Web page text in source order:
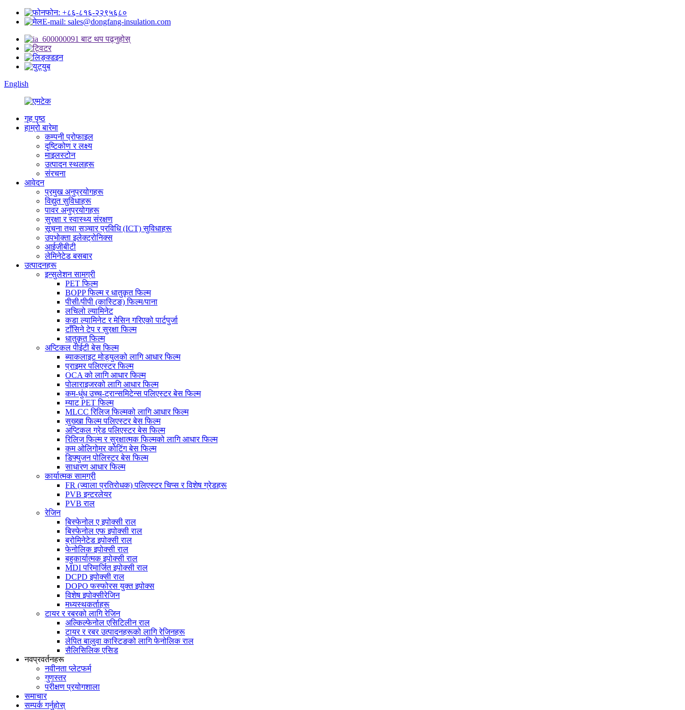
फोन: +८६-८१६-२२९५६८०
E-mail: sales@dongfang-insulation.com
English
गृह पृष्ठ
हाम्रो बारेमा
कम्पनी प्रोफाइल
दृष्टिकोण र लक्ष्य
माइलस्टोन
उत्पादन स्थलहरू
संरचना
आवेदन
प्रमुख अनुप्रयोगहरू
विद्युत सुविधाहरू
पावर अनुप्रयोगहरू
सुरक्षा र स्वास्थ्य संरक्षण
सूचना तथा सञ्चार प्रविधि (ICT) सुविधाहरू
उपभोक्ता इलेक्ट्रोनिक्स
आईजीबीटी
लेमिनेटेड बसबार
उत्पादनहरू
इन्सुलेशन सामग्री
PET फिल्म
BOPP फिल्म र धातुकृत फिल्म
पीसी/पीपी (कास्टिङ) फिल्म/पाना
लचिलो ल्यामिनेट
कडा ल्यामिनेट र मेसिन गरिएको पार्टपुर्जा
टाँसिने टेप र सुरक्षा फिल्म
धातुकृत फिल्म
अप्टिकल पीईटी बेस फिल्म
ब्याकलाइट मोड्युलको लागि आधार फिल्म
प्राइमर पलिएस्टर फिल्म
OCA को लागि आधार फिल्म
पोलाराइजरको लागि आधार फिल्म
कम-धुंध उच्च-ट्रान्समिटेन्स पलिएस्टर बेस फिल्म
म्याट PET फिल्म
MLCC रिलिज फिल्मको लागि आधार फिल्म
सुख्खा फिल्म पलिएस्टर बेस फिल्म
अप्टिकल ग्रेड पलिएस्टर बेस फिल्म
रिलिज फिल्म र सुरक्षात्मक फिल्मको लागि आधार फिल्म
कम ओलिगोमर कोटिंग बेस फिल्म
डिफ्युजन पोलिस्टर बेस फिल्म
साधारण आधार फिल्म
कार्यात्मक सामग्री
FR (ज्वाला प्रतिरोधक) पलिएस्टर चिप्स र विशेष ग्रेडहरू
PVB इन्टरलेयर
PVB राल
रेजिन
बिस्फेनोल ए इपोक्सी राल
बिस्फेनोल एफ इपोक्सी राल
ब्रोमिनेटेड इपोक्सी राल
फेनोलिक इपोक्सी राल
बहुकार्यात्मक इपोक्सी राल
MDI परिमार्जित इपोक्सी राल
DCPD इपोक्सी राल
DOPO फस्फोरस युक्त इपोक्स
विशेष इपोक्सीरेजिन
मध्यस्थकर्ताहरू
टायर र रबरको लागि रेजिन
अल्किल्फेनोल एसिटिलीन राल
टायर र रबर उत्पादनहरूको लागि रेजिनहरू
लेपित बालुवा कास्टिङको लागि फेनोलिक राल
सैलिसिलिक एसिड
नवप्रवर्तनहरू
नवीनता प्लेटफर्म
गुणस्तर
परीक्षण प्रयोगशाला
समाचार
सम्पर्क गर्नुहोस्